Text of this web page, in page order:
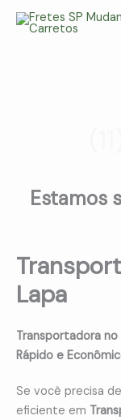
para
Estamos
Lapa
Transportadora
Rápido e
Se você precisa
eficiente em